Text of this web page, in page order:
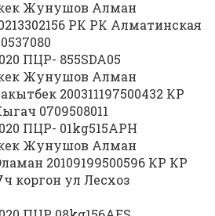
Жунушов Алман
РК РК Алматинская
ПЦР- 855SDA05
Жунушов Алман
200311197500432 КР
0709508011
ПЦР- 01kg515APH
Жунушов Алман
20109199500596 КР КР
коргон ул Лесхоз